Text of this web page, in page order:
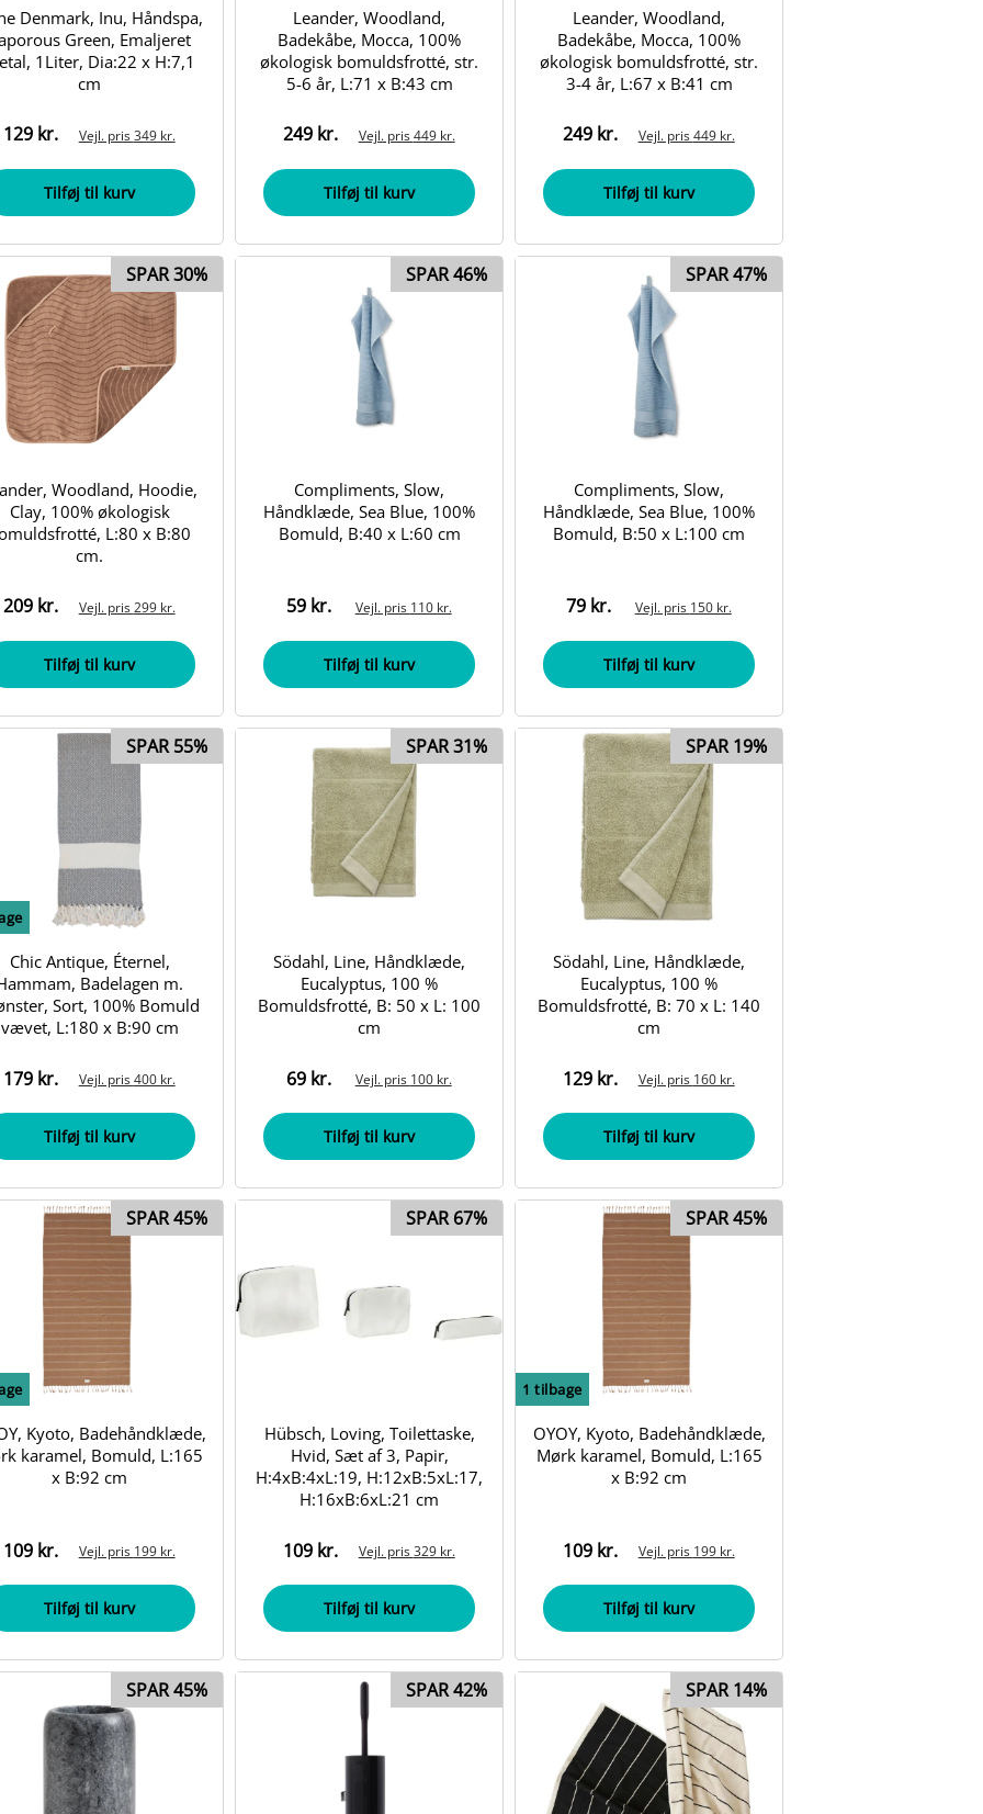
Denmark, Inu, Håndspa,
Green, Emaljeret
1Liter, Dia:22 x H:7,1
cm
Vejl. pris349 kr.
129 kr.
Tilføj til kurv
Leander, Woodland,
Badekåbe, Mocca, 100%
økologisk bomuldsfrotté, str.
5-6 år, L:71 x B:43 cm
Vejl. pris449 kr.
249 kr.
Tilføj til kurv
Leander, Woodland,
Badekåbe, Mocca, 100%
økologisk bomuldsfrotté, str.
3-4 år, L:67 x B:41 cm
Vejl. pris449 kr.
249 kr.
Tilføj til kurv
SPAR 30%
Woodland, Hoodie,
Clay, 100% økologisk
L:80 x B:80
cm.
Vejl. pris299 kr.
209 kr.
Tilføj til kurv
SPAR 46%
Compliments, Slow,
Håndklæde, Sea Blue, 100%
Bomuld, B:40 x L:60 cm
Vejl. pris 110 kr.
59 kr.
Tilføj til kurv
SPAR 47%
Compliments, Slow,
Håndklæde, Sea Blue, 100%
Bomuld, B:50 x L:100 cm
Vejl. pris 150 kr.
79 kr.
Tilføj til kurv
SPAR 55%
Chic Antique, Éternel,
Badelagen m.
Sort, 100% Bomuld
vævet, L:180 x B:90 cm
Vejl. pris400 kr.
179 kr.
Tilføj til kurv
SPAR 31%
Södahl, Line, Håndklæde,
Eucalyptus, 100 %
Bomuldsfrotté, B: 50 x L: 100
cm
Vejl. pris 100 kr.
69 kr.
Tilføj til kurv
SPAR 19%
Södahl, Line, Håndklæde,
Eucalyptus, 100 %
Bomuldsfrotté, B: 70 x L: 140
cm
Vejl. pris 160 kr.
129 kr.
Tilføj til kurv
SPAR 45%
Kyoto, Badehåndklæde,
karamel, Bomuld, L:165
x B:92 cm
Vejl. pris 199 kr.
109 kr.
Tilføj til kurv
SPAR 67%
Hübsch, Loving, Toilettaske,
Hvid, Sæt af 3, Papir,
H:4xB:4xL:19, H:12xB:5xL:17,
H:16xB:6xL:21 cm
Vejl. pris329 kr.
109 kr.
Tilføj til kurv
1 tilbage
SPAR 45%
OYOY, Kyoto, Badehåndklæde,
Mørk karamel, Bomuld, L:165
x B:92 cm
Vejl. pris 199 kr.
109 kr.
Tilføj til kurv
SPAR 45% SPAR 42% SPAR 14%